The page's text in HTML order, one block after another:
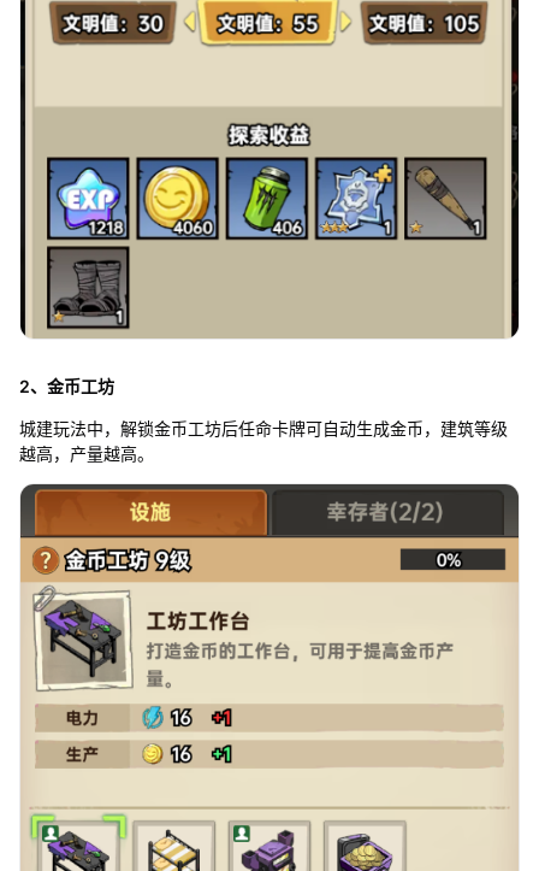
2、金币工坊
城建玩法中，解锁金币工坊后任命卡牌可自动生成金币，建筑等级
越高，产量越高。